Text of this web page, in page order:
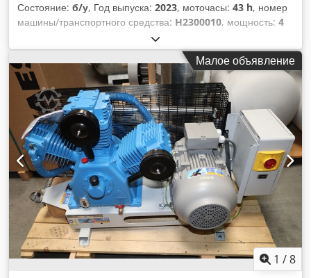
Состояние: б/у, Год выпуска: 2023, моточасы: 43 h, номер
машины/транспортного средства: H2300010, мощность: 4
, давление (мин.):
оборудование: Поршневой компрессор в наличии (Plug and
Play): ALMIG HLA 06-10-150 (10 бар) с горизонтальным
ресивером на 150 литров Компрессор отработал 43 часа и
доступен сразу. 3 цилиндра Давление: 10 бар
Номинальная мощность: 4,0 кВт Dcsdpfx Ahexc Hzkouok
Производительность при 7 бар: 450 л/мин Выход сжатого
воздуха: 1/2" Габариты (ШхГхВ): 136 x 51 x 107 см Вес: 169
кг Посетите наш магазин. У нас всегда в наличии большой
выбор новых и бывших в употреблении компрессоров!
Доступно немедленно.
Малое объявление
1 /8